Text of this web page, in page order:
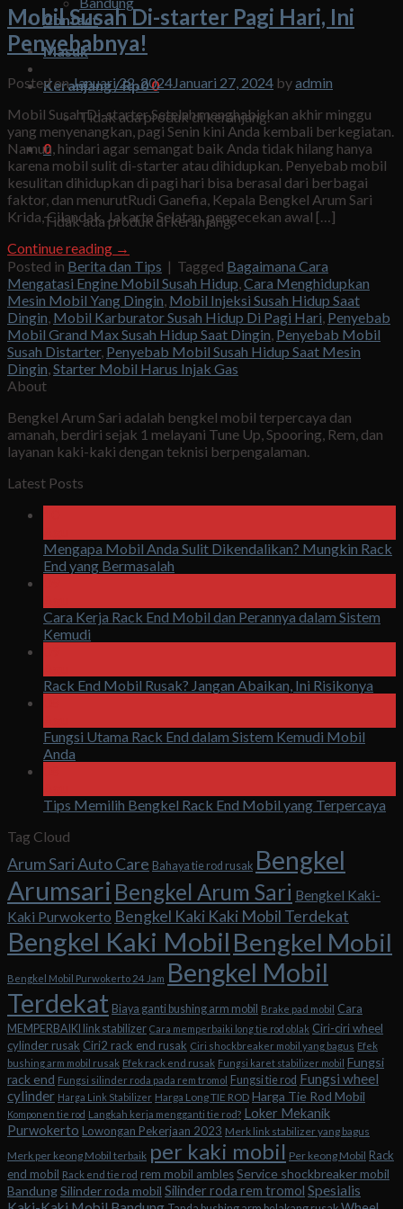
Contact
Masuk
Keranjang /Rp00
Tidak ada produk di keranjang.
0
Keranjang
Tidak ada produk di keranjang.
Mobil Susah Di-starter Pagi Hari, Ini
Penyebabnya!
Posted onJanuari 22, 2024Januari 27, 2024 byadmin
Mobil Susah Di-starter Setelah menghabiskan akhir minggu
yang menyenangkan, pagi Senin kini Anda kembali berkegiatan.
Namun, hindari agar semangat baik Anda tidak hilang hanya
karena mobil sulit di-starter atau dihidupkan. Penyebab mobil
kesulitan dihidupkan di pagi hari bisa berasal dari berbagai
faktor, dan menurutRudi Ganefia, Kepala Bengkel Arum Sari
Krida, Cilandak, Jakarta Selatan, pengecekan awal […]
Continue reading →
Posted in Berita dan Tips | Tagged Bagaimana Cara
Mengatasi Engine Mobil Susah Hidup Cara Menghidupkan
Mesin Mobil Yang Dingin Mobil Injeksi Susah Hidup Saat
Dingin Mobil Karburator Susah Hidup Di Pagi Hari Penyebab
Mobil Grand Max Susah Hidup Saat Dingin Penyebab Mobil
Susah Distarter, Penyebab Mobil Susah Hidup Saat Mesin
Dingin Starter Mobil Harus Injak Gas
About
Bengkel Arum Sari adalah bengkel mobil terpercaya dan
amanah, berdiri sejak 1 melayani Tune Up, Spooring, Rem, dan
layanan kaki-kaki dengan teknisi berpengalaman.
Latest Posts
Mengapa Mobil Anda Sulit Dikendalikan? Mungkin Rack
End yang Bermasalah
Cara Kerja Rack End Mobil dan Perannya dalam Sistem
Kemudi
Rack End Mobil Rusak? Jangan Abaikan, Ini Risikonya
Fungsi Utama Rack End dalam Sistem Kemudi Mobil
Anda
Tips Memilih Bengkel Rack End Mobil yang Terpercaya
Tag Cloud
Arum Sari Auto Care Bahaya tie rod rusak Bengkel
Arumsari Bengkel Arum Sari Bengkel Kaki-
Kaki Purwokerto Bengkel Kaki Kaki Mobil Terdekat
Bengkel Kaki Mobil Bengkel Mobil
Bengkel Mobil Purwokerto 24 Jam Bengkel Mobil
Terdekat Biaya ganti bushing arm mobil Brake pad mobil Cara
MEMPERBAIKI link stabilizer Cara memperbaiki long tie rod oblak Ciri-ciri wheel
cylinder rusak Ciri2 rack end rusak Ciri shockbreaker mobil yang bagus Efek
bushing arm mobil rusak Efek rack end rusak Fungsi karet stabilizer mobil Fungsi
rack end Fungsi silinder roda pada rem tromol Fungsi tie rod Fungsi wheel
cylinder Harga Link Stabilizer Harga Long TIE ROD Harga Tie Rod Mobil
Komponen tie rod Langkah kerja mengganti tie rod? Loker Mekanik
Purwokerto Lowongan Pekerjaan 2023 Merk link stabilizer yang bagus
Merk per keong Mobil terbaik per kaki mobil Per keong Mobil Rack
end mobil Rack end tie rod rem mobil amblesService shockbreaker mobil
BandungSilinder roda mobil Silinder roda rem tromol Spesialis